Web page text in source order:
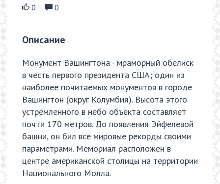
0
0
Описание
Монумент Вашингтона - мраморный обелиск
в честь первого президента США; один из
наиболее почитаемых монументов в городе
Вашингтон (округ Колумбия). Высота этого
устремленного в небо объекта составляет
почти 170 метров. До появления Эйфелевой
башни, он бил все мировые рекорды своими
параметрами. Мемориал расположен в
центре американской столицы на территории
Национального Молла.